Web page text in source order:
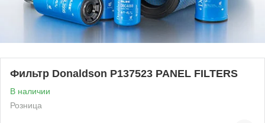
Фильтр Donaldson P137523 PANEL FILTERS
В наличии
Розница